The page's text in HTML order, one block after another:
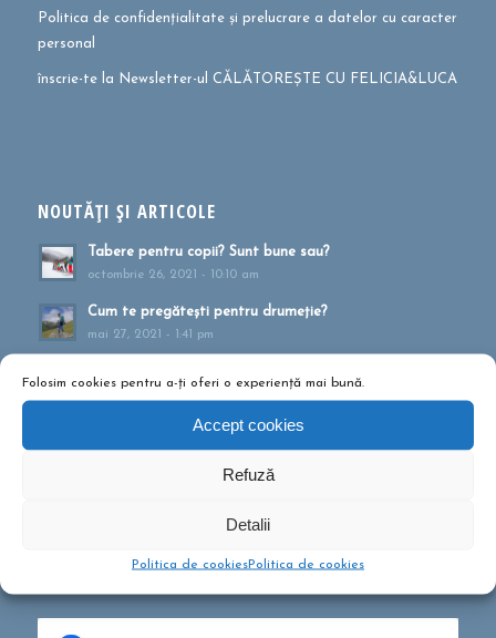
Folosim cookies pentru a-ți oferi o experiență mai bună.
Accept cookies
Refuză
Detalii
Politica de cookiesPolitica de cookies
Politica de confidențialitate și prelucrare a datelor cu caracter
personal
înscrie-te la Newsletter-ul CĂLĂTOREȘTE CU FELICIA&LUCA
NOUTĂȚI ȘI ARTICOLE
Tabere pentru copii? Sunt bune sau?
octombrie 26, 2021 - 10:10 am
Cum te pregătești pentru drumeție?
mai 27, 2021 - 1:41 pm
aprilie 20, 2021 - 1:16 pm
Drumeții montane pentru familii!
februarie 13, 2020 - 5:21 pm